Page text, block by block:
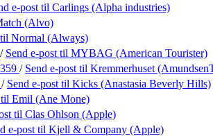
e-post til Carlings (Alpha industries)
(Alvo)
til Normal (Always)
/ Send e-post til MYBAG (American Tourister)
/ Send e-post til Kremmerhuset
/ Send e-post til Kicks (Anastasia Beverly Hills)
til Emil (Ane Mone)
til Clas Ohlson (Apple)
e-post til Kjell & Company (Apple)